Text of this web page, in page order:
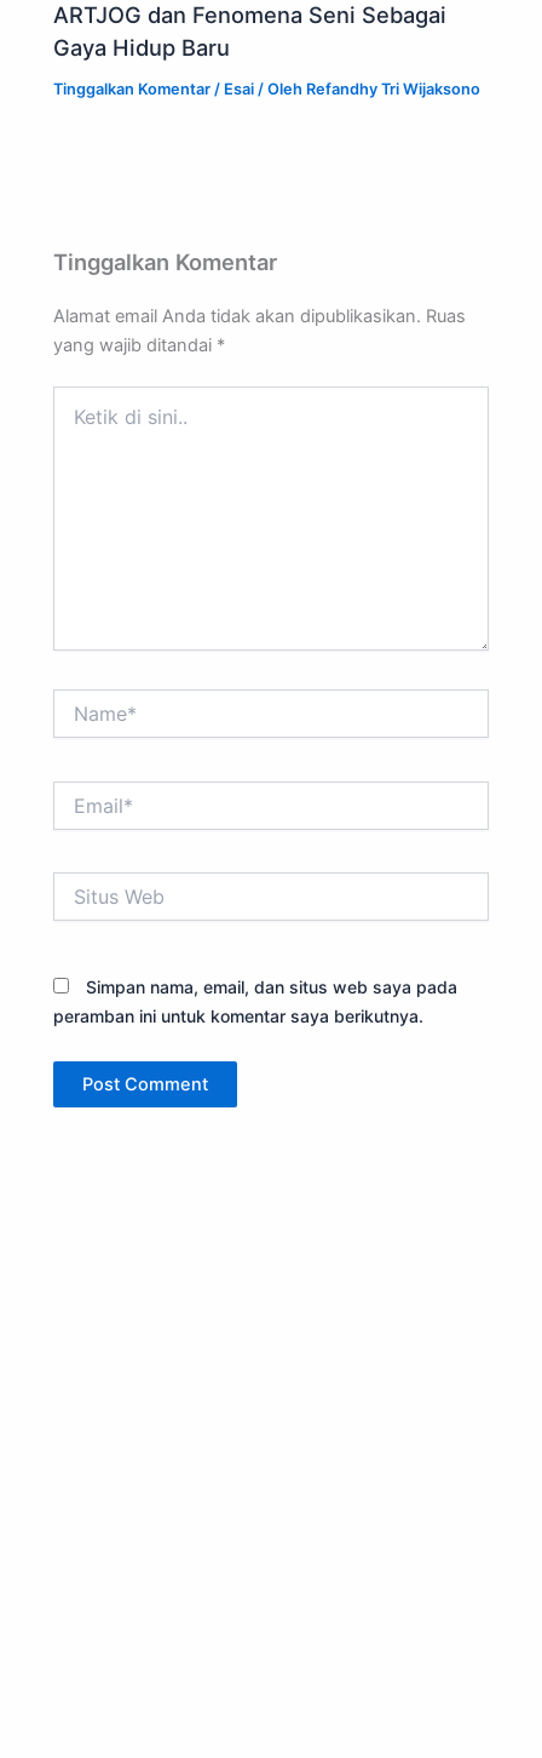
ARTJOG dan Fenomena Seni Sebagai
Gaya Hidup Baru
Tinggalkan Komentar / Esai / Oleh Refandhy Tri Wijaksono
Tinggalkan Komentar
Alamat email Anda tidak akan dipublikasikan. Ruas
yang wajib ditandai *
Web
Simpan nama, email, dan situs web saya pada
peramban ini untuk komentar saya berikutnya.